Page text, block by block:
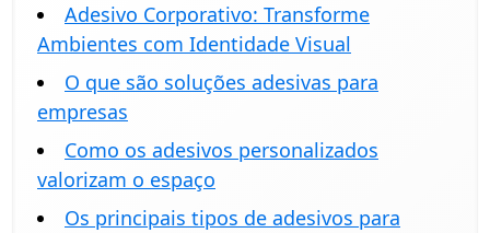
Adesivo Corporativo: Transforme
Ambientes com Identidade Visual
O que são soluções adesivas para
empresas
Como os adesivos personalizados
valorizam o espaço
Os principais tipos de adesivos para